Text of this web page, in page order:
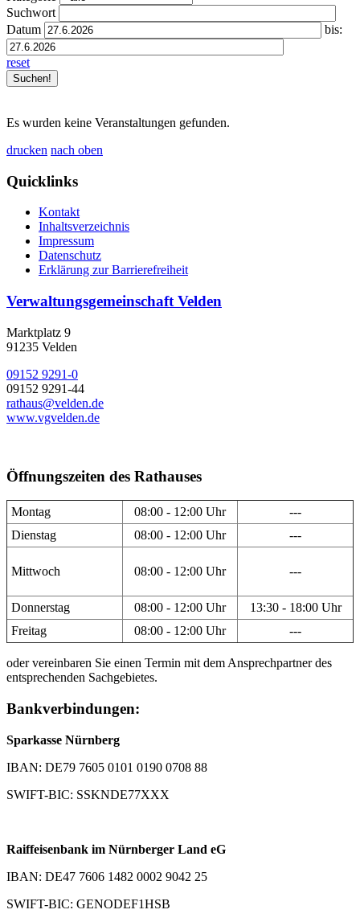
Suchwort
Datum
bis:
reset
Es wurden keine Veranstaltungen gefunden.
drucken nach oben
Quicklinks
Kontakt
Inhaltsverzeichnis
Impressum
Datenschutz
Erklärung zur Barrierefreiheit
Verwaltungsgemeinschaft Velden
Marktplatz 9
91235 Velden
09152 9291-0
09152 9291-44
rathaus@velden.de
www.vgvelden.de
Öffnungszeiten des Rathauses
Montag 08:00 - 12:00 Uhr
---
Dienstag
08:00 - 12:00 Uhr ---
Mittwoch 08:00 - 12:00 Uhr ---
Donnerstag 08:00 - 12:00 Uhr
13:30 - 18:00 Uhr
Freitag
08:00 - 12:00 Uhr ---
oder vereinbaren Sie einen Termin mit dem Ansprechpartner des
entsprechenden Sachgebietes.
Bankverbindungen:
Sparkasse Nürnberg
IBAN: DE79 7605 0101 0190 0708 88
SWIFT-BIC: SSKNDE77XXX
Raiffeisenbank im Nürnberger Land eG
IBAN: DE47 7606 1482 0002 9042 25
SWIFT-BIC: GENODEF1HSB